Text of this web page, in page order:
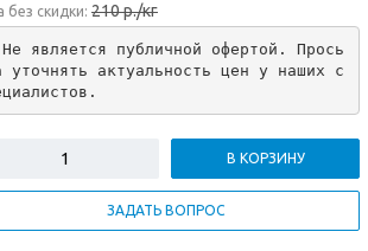
без скидки: 210 р./кг
Не является публичной офертой. Прось
уточнять актуальность цен у наших с
В КОРЗИНУ
ЗАДАТЬ ВОПРОС